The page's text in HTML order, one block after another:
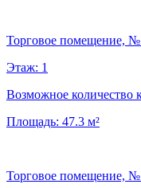
Торговое помещение,
Этаж: 1
Возможное количество
Площадь: 47.3 м²
Торговое помещение,